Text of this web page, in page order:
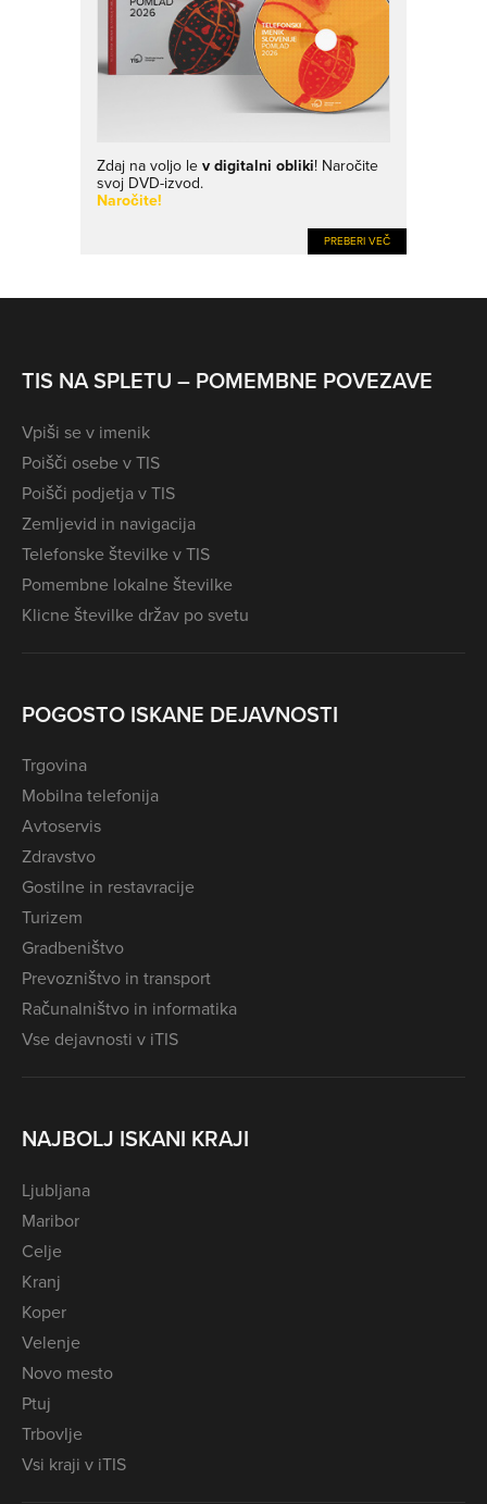
Zdaj na voljo lev digitalni obliki! Naročite
svoj DVD-izvod.
Naročite!
PREBERI VEČ
TIS NA SPLETU – POMEMBNE POVEZAVE
Vpiši se v imenik
Poišči osebe v TIS
Poišči podjetja v TIS
Zemljevid in navigacija
Telefonske številke v TIS
Pomembne lokalne številke
Klicne številke držav po svetu
POGOSTO ISKANE DEJAVNOSTI
Trgovina
Mobilna telefonija
Avtoservis
Zdravstvo
Gostilne in restavracije
Turizem
Gradbeništvo
Prevozništvo in transport
Računalništvo in informatika
Vse dejavnosti v iTIS
NAJBOLJ ISKANI KRAJI
Ljubljana
Maribor
Celje
Kranj
Koper
Velenje
Novo mesto
Ptuj
Trbovlje
Vsi kraji v iTIS